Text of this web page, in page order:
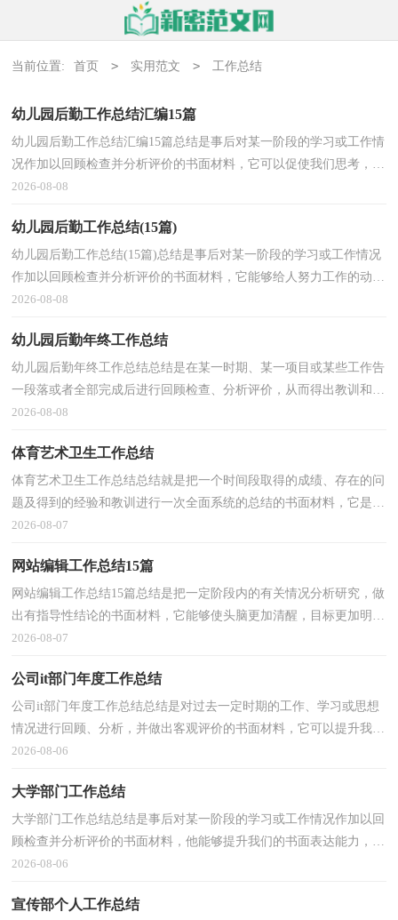
当前位置: 首页 > 实用范文 > 工作总结
幼儿园后勤工作总结汇编15篇
幼儿园后勤工作总结汇编15篇总结是事后对某一阶段的学习或工作情
况作加以回顾检查并分析评价的书面材料，它可以促使我们思考，让
我们来为自己写一份总结吧。那么你知道总结如何...
2026-08-08
幼儿园后勤工作总结(15篇)
幼儿园后勤工作总结(15篇)总结是事后对某一阶段的学习或工作情况
作加以回顾检查并分析评价的书面材料，它能够给人努力工作的动
力，不如立即行动起来写一份总结吧。那么总结应该...
2026-08-08
幼儿园后勤年终工作总结
幼儿园后勤年终工作总结总结是在某一时期、某一项目或某些工作告
一段落或者全部完成后进行回顾检查、分析评价，从而得出教训和一
些规律性认识的一种书面材料，它可以帮助我们总...
2026-08-08
体育艺术卫生工作总结
体育艺术卫生工作总结总结就是把一个时间段取得的成绩、存在的问
题及得到的经验和教训进行一次全面系统的总结的书面材料，它是增
长才干的一种好办法，不妨让我们认真地完成总结...
2026-08-07
网站编辑工作总结15篇
网站编辑工作总结15篇总结是把一定阶段内的有关情况分析研究，做
出有指导性结论的书面材料，它能够使头脑更加清醒，目标更加明
确，快快来写一份总结吧。我们该怎么写总结呢？以下是小...
2026-08-07
公司it部门年度工作总结
公司it部门年度工作总结总结是对过去一定时期的工作、学习或思想
情况进行回顾、分析，并做出客观评价的书面材料，它可以提升我们
发现问题的能力，让我们好好写一份总结吧。总结你...
2026-08-06
大学部门工作总结
大学部门工作总结总结是事后对某一阶段的学习或工作情况作加以回
顾检查并分析评价的书面材料，他能够提升我们的书面表达能力，让
我们一起来学习写总结吧。但是总结有什么要求呢...
2026-08-06
宣传部个人工作总结